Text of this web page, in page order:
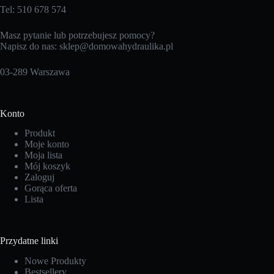
Tel: 510 678 574
Masz pytanie lub potrzebujesz pomocy?
Napisz do nas: sklep@domowahydraulika.pl
03-289 Warszawa
Konto
Produkt
Moje konto
Moja lista
Mój koszyk
Zaloguj
Gorąca oferta
Lista
Przydatne linki
Nowe Produkty